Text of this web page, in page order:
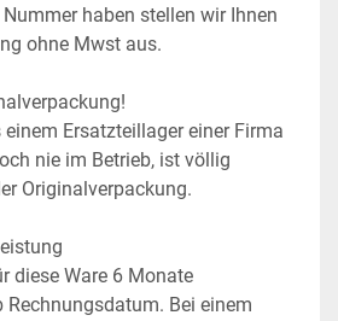
Nummer haben stellen wir Ihnen
ohne Mwst aus.
einem Ersatzteillager einer Firma
nie im Betrieb, ist völlig
Originalverpackung.
diese Ware 6 Monate
Rechnungsdatum. Bei einem